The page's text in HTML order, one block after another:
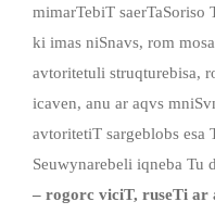
mimarTebiT saerTaSoriso
ki imas niSnavs, rom
avtoritetuli struqturebisa,
icaven, anu ar aqvs
avtoritetiT sargeblobs esa
Seuwynarebeli iqneba Tu
– rogorc viciT, ruseTi ar